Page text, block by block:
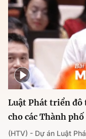
Luật Phát triển đô
cho các Thành phố
(HTV) - Dự án Luật